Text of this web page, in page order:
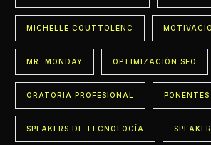
MICHELLE COUTTOLENC
MR. MONDAY OPTIMIZACIÓN SEO
ORATORIA PROFESIONAL
SPEAKERS DE TECNOLOGÍA